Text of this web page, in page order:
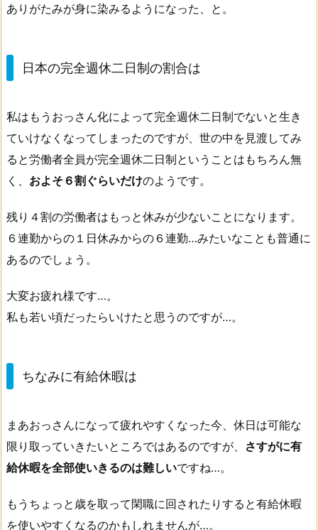
ありがたみが身に染みるようになった、と。
日本の完全週休二日制の割合は
私はもうおっさん化によって完全週休二日制でないと生き
ていけなくなってしまったのですが、世の中を見渡してみ
ると労働者全員が完全週休二日制ということはもちろん無
く、 およそ６割ぐらいだけのようです。
残り４割の労働者はもっと休みが少ないことになります。
６連勤からの１日休みからの６連勤…みたいなことも普通に
あるのでしょう。
大変お疲れ様です…。
私も若い頃だったらいけたと思うのですが…。
ちなみに有給休暇は
まあおっさんになって疲れやすくなった今、休日は可能な
限り取っていきたいところではあるのですが、 さすがに有
給休暇を全部使いきるのは難しいですね…。
もうちょっと歳を取って閑職に回されたりすると有給休暇
を使いやすくなるのかもしれませんが…。